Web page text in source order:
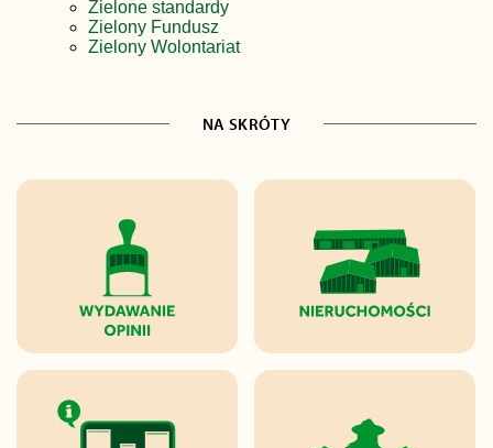
Zielone standardy
Zielony Fundusz
Zielony Wolontariat
NA SKRÓTY